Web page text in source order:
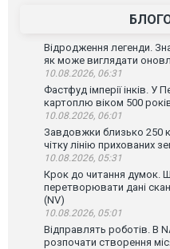
Відродження легенди.
як може виглядати
10.08.2026, 06:31
Фастфуд імперії інків. У
картоплю віком 500
10.08.2026, 06:01
Завдовжки близько 250
чітку лінію прихованих
10.08.2026, 05:31
Крок до читання думок.
перетворювати дані
(NV)
10.08.2026, 05:01
Відправлять роботів. В
розпочати створення